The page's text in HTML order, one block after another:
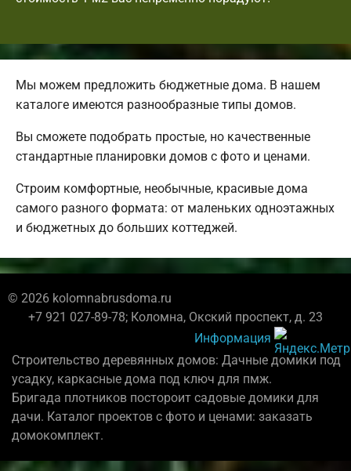
Мы можем предложить бюджетные дома. В нашем
каталоге имеются разнообразные типы домов.
Вы сможете подобрать простые, но качественные
стандартные планировки домов с фото и ценами.
Строим комфортные, необычные, красивые дома
самого разного формата: от маленьких одноэтажных
и бюджетных до больших коттеджей.
© 2026 kolomnabrusdoma.ru
+7 921 027-89-78; Коломна, Окский проспект, д. 23
Информация
Строительство деревянных домов: Дачные домики под
усадку, каркасные дома под ключ для пмж.
Бригада плотников постороит садовые домики для
дачи. Каталог проектов с фото и ценами: заказать
домокомплект.